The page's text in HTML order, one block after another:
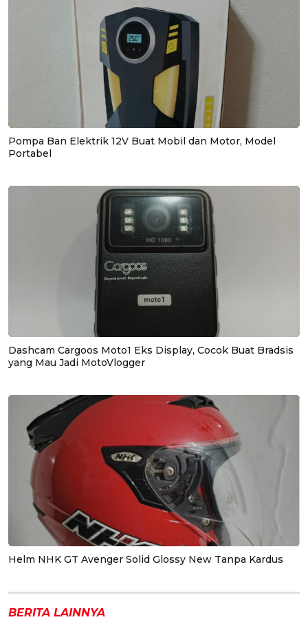
Pompa Ban Elektrik 12V Buat Mobil dan Motor, Model
Portabel
Dashcam Cargoos Moto1 Eks Display, Cocok Buat Bradsis
yang Mau Jadi MotoVlogger
Helm NHK GT Avenger Solid Glossy New Tanpa Kardus
BERITA LAINNYA